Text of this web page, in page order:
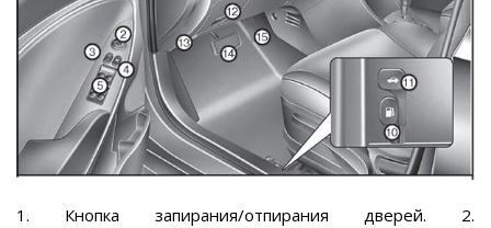
1. Кнопка запирания/отпирания дверей. 2.